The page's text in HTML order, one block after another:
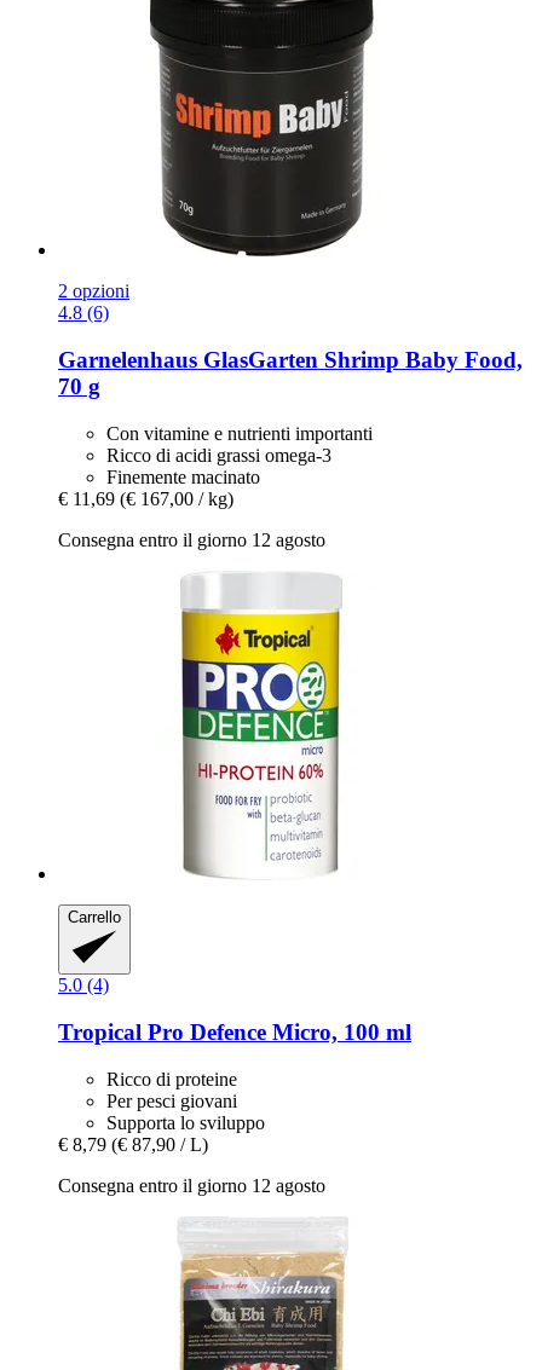
2 opzioni
4.8 (6)
Garnelenhaus GlasGarten Shrimp Baby Food,
70 g
Con vitamine e nutrienti importanti
Ricco di acidi grassi omega-3
Finemente macinato
€ 11,69 (€ 167,00 / kg)
Consegna entro il giorno 12 agosto
Carrello
5.0 (4)
Tropical Pro Defence Micro, 100 ml
Ricco di proteine
Per pesci giovani
Supporta lo sviluppo
€ 8,79 (€ 87,90 / L)
Consegna entro il giorno 12 agosto